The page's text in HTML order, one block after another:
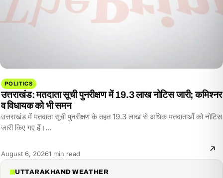
POLITICS
उत्तराखंड: मतदाता सूची पुनरीक्षण में 19.3 लाख नोटिस जारी; कमिश्नर
व विधायक को भी समन
उत्तराखंड में मतदाता सूची पुनरीक्षण के तहत 19.3 लाख से अधिक मतदाताओं को नोटिस
जारी किए गए हैं।…
August 6, 2026Reading
1 min read
UTTARAKHAND WEATHER